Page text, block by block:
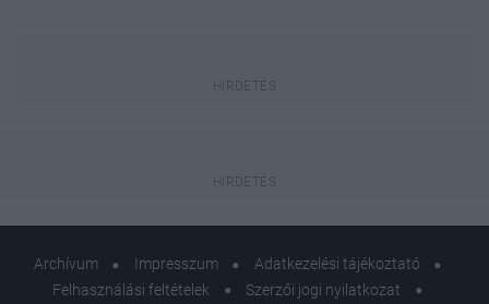
Archívum Impresszum
Adatkezelési tájékoztató
Felhasználási feltételek
Szerzői jogi nyilatkozat